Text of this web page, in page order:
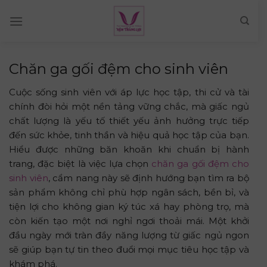
Chăn ga gối đệm cho sinh viên
Cuộc sống sinh viên với áp lực học tập, thi cử và tài
chính đòi hỏi một nền tảng vững chắc, mà giấc ngủ
chất lượng là yếu tố thiết yếu ảnh hưởng trực tiếp
đến sức khỏe, tinh thần và hiệu quả học tập của bạn.
Hiểu được những băn khoăn khi chuẩn bị hành
trang, đặc biệt là việc lựa chọn chăn ga gối đệm cho
sinh viên, cẩm nang này sẽ định hướng bạn tìm ra bộ
sản phẩm không chỉ phù hợp ngân sách, bền bỉ, và
tiện lợi cho không gian ký túc xá hay phòng trọ, mà
còn kiến tạo một nơi nghỉ ngơi thoải mái. Một khởi
đầu ngày mới tràn đầy năng lượng từ giấc ngủ ngon
sẽ giúp bạn tự tin theo đuổi mọi mục tiêu học tập và
khám phá.